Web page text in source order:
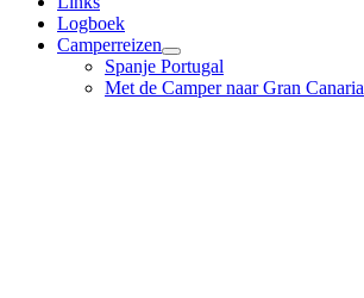
Logboek
Camperreizen
Spanje Portugal
Met de Camper naar Gran Canaria